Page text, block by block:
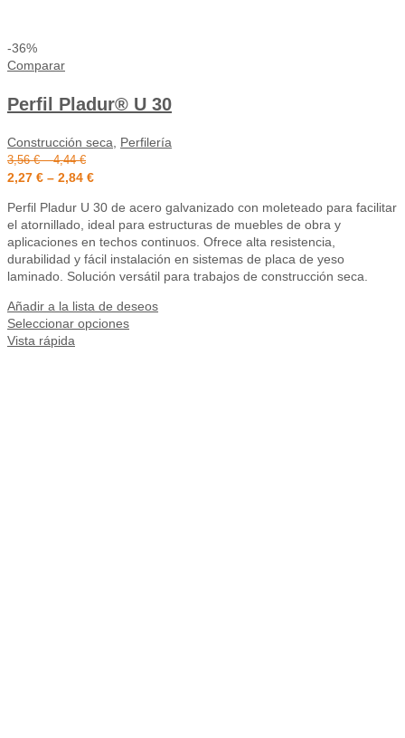
-36%
Comparar
Perfil Pladur® U 30
Construcción seca Perfilería
3,56€–4,44€
2,27 € – 2,84 €
Perfil Pladur U 30 de acero galvanizado con moleteado para facilitar
el atornillado, ideal para estructuras de muebles de obra y
aplicaciones en techos continuos. Ofrece alta resistencia,
durabilidad y fácil instalación en sistemas de placa de yeso
laminado. Solución versátil para trabajos de construcción seca.
Añadir a la lista de deseos
Seleccionar opciones
Vista rápida